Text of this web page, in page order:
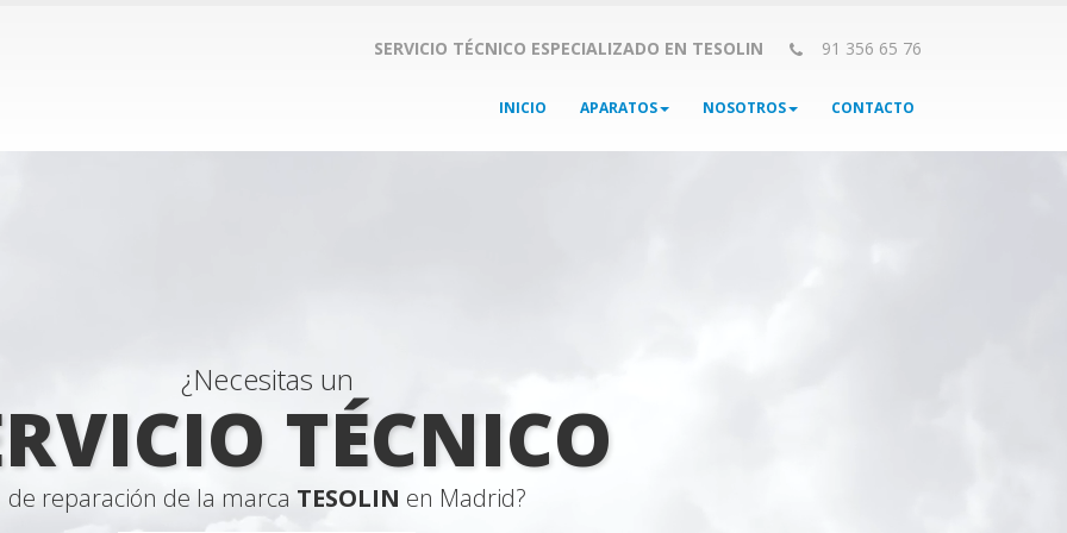
SERVICIO TÉCNICO ESPECIALIZADO EN TESOLIN 91 356 65 76
INICIO APARATOS NOSOTROS CONTACTO
¿Necesitas un
TÉCNICO
de reparación de la marca TESOLIN en Madrid?